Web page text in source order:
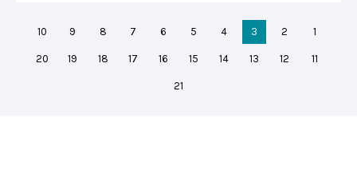
1
2
3
4
5
6
7
8
9
10
11
12
13
14
15
16
17
18
19
20
21